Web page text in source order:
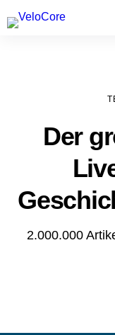
Agenturen &
Der
2.000.000